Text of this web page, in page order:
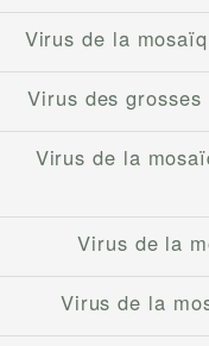
Virus de la
Virus des
Virus de la
Virus de la
Virus de la